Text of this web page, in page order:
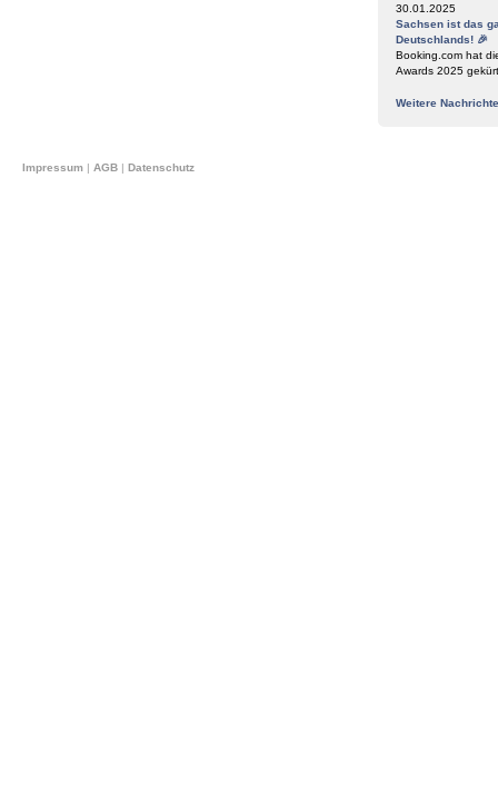
30.01.2025
Sachsen ist das
Deutschlands! 🎉
Booking.com hat
Awards 2025 gekürt
Weitere
Impressum | AGB | Datenschutz